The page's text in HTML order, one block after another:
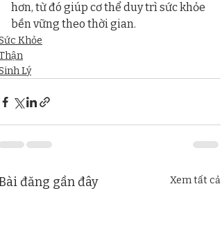
hơn, từ đó giúp cơ thể duy trì sức khỏe
bền vững theo thời gian.
Khỏe
Lý
đăng gần đây Xem tất cả